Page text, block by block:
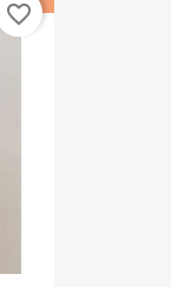
favorite_border